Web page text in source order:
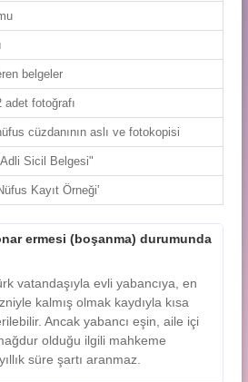
belgeler
adet fotoğrafı
cüzdanının aslı ve fotokopisi
Sicil Belgesi"
Kayıt Örneği'
ermesi (boşanma) durumunda
vatandaşıyla evli yabancıya, en
kalmış olmak kaydıyla kısa
Ancak yabancı eşin, aile içi
olduğu ilgili mahkeme
süre şartı aranmaz.